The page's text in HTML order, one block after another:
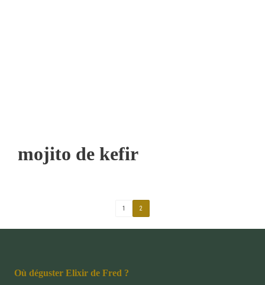
mojito de kefir
1 2
Où déguster Elixir de Fred ?